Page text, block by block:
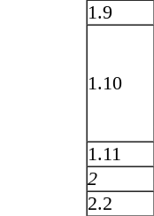
1.9
1.10
1.11
2
2.2